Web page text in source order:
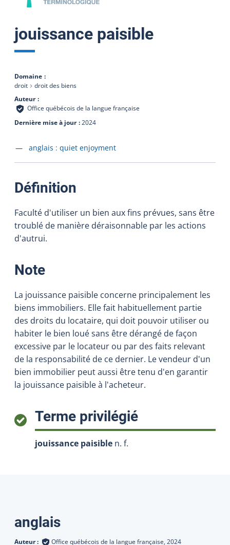
jouissance paisible
Domaine
droit
droit des biens
Auteur
Office québécois de la langue française
Dernière mise à jour 2024
Accéder à la fiche en
anglais : quiet enjoyment
Définition
Faculté d'utiliser un bien aux fins prévues, sans être
troublé de manière déraisonnable par les actions
d'autrui.
Note:
La jouissance paisible concerne principalement les
biens immobiliers. Elle fait habituellement partie
des droits du locataire, qui doit pouvoir utiliser ou
habiter le bien loué sans être dérangé de façon
excessive par le locateur ou par des faits relevant
de la responsabilité de ce dernier. Le vendeur d'un
bien immobilier peut aussi être tenu d'en garantir
la jouissance paisible à l'acheteur.
Terme privilégié:
jouissance paisible n. f.
Traductions
anglais
Auteur : Office québécois de la langue française, 2024